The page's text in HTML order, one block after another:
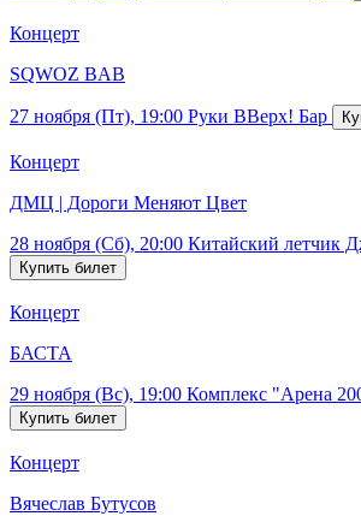
Концерт
SQWOZ BAB
27 ноября (Пт), 19:00 Руки ВВерх! Бар
Концерт
ДМЦ | Дороги Меняют Цвет
28 ноября (Сб), 20:00 Китайский летчик
Концерт
БАСТА
29 ноября (Вс), 19:00 Комплекс "Арена
Концерт
Вячеслав Бутусов